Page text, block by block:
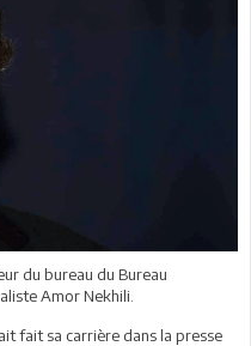
du bureau du Bureau
Amor Nekhili.
fait sa carrière dans la presse